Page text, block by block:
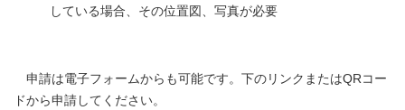
している場合、その位置図、写真が必要
申請は電子フォームからも可能です。下のリンクまたはQRコー
ドから申請してください。